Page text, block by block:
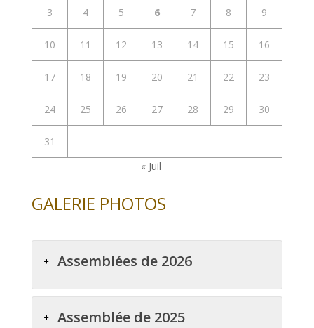
3 4 5 6 7 8 9
10 11 12 13 14 15 16
17 18 19 20 21 22 23
24 25 26 27 28 29 30
31
« Juil
GALERIE PHOTOS
Assemblées de 2026
Assemblée de 2025